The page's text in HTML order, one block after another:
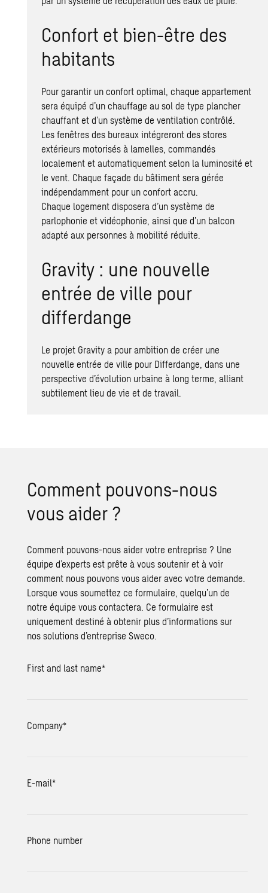
Confort et bien-être des
habitants
Pour garantir un confort optimal, chaque appartement
sera équipé d’un chauffage au sol de type plancher
chauffant et d’un système de ventilation contrôlé.
Les fenêtres des bureaux intégreront des stores
extérieurs motorisés à lamelles, commandés
localement et automatiquement selon la luminosité et
le vent. Chaque façade du bâtiment sera gérée
indépendamment pour un confort accru.
Chaque logement disposera d’un système de
parlophonie et vidéophonie, ainsi que d’un balcon
adapté aux personnes à mobilité réduite.
Gravity : une nouvelle
entrée de ville pour
differdange
Le projet Gravity a pour ambition de créer une
nouvelle entrée de ville pour Differdange, dans une
perspective d’évolution urbaine à long terme, alliant
subtilement lieu de vie et de travail.
Comment pouvons-nous
vous aider ?
Comment pouvons-nous aider votre entreprise ? Une
équipe d’experts est prête à vous soutenir et à voir
comment nous pouvons vous aider avec votre demande.
Lorsque vous soumettez ce formulaire, quelqu’un de
notre équipe vous contactera. Ce formulaire est
uniquement destiné à obtenir plus d’informations sur
nos solutions d’entreprise Sweco.
First and last name*
Company*
E-mail*
Phone number